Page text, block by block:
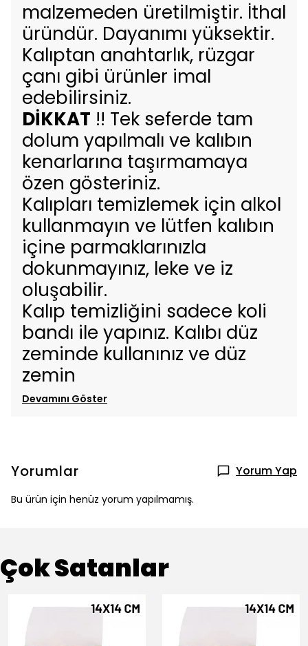
malzemeden üretilmiştir. İthal
üründür. Dayanımı yüksektir.
Kalıptan anahtarlık, rüzgar
çanı gibi ürünler imal
edebilirsiniz.
DİKKAT !! Tek seferde tam
dolum yapılmalı ve kalıbın
kenarlarına taşırmamaya
özen gösteriniz.
Kalıpları temizlemek için alkol
kullanmayın ve lütfen kalıbın
içine parmaklarınızla
dokunmayınız, leke ve iz
oluşabilir.
Kalıp temizliğini sadece koli
bandı ile yapınız. Kalıbı düz
zeminde kullanınız ve düz
zemin
Devamını Göster
Yorumlar Yorum Yap
Bu ürün için henüz yorum yapılmamış.
Çok Satanlar